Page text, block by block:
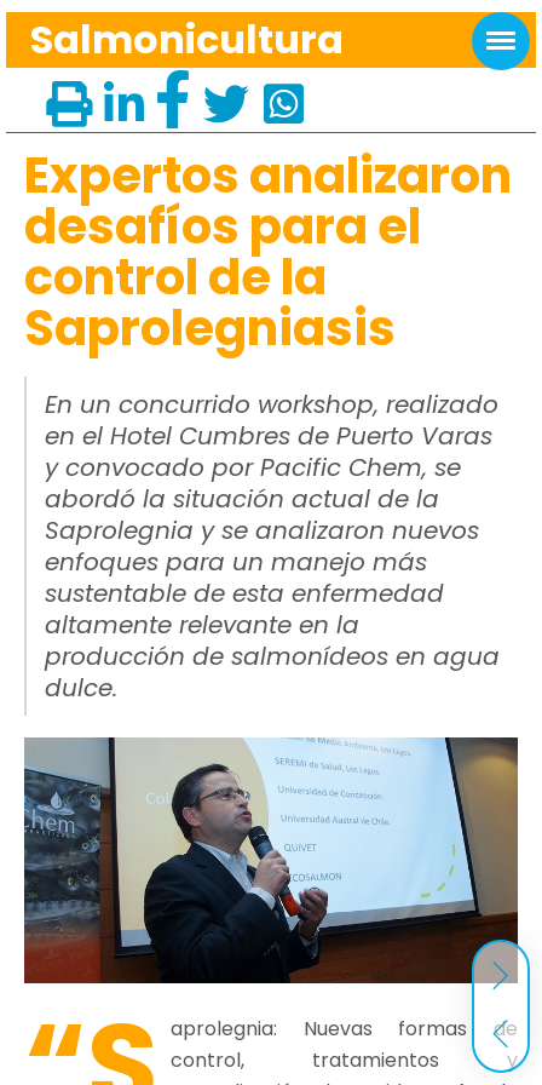
Salmonicultura
Expertos analizaron
desafíos para el
control de la
Saprolegniasis
En un concurrido workshop, realizado
en el Hotel Cumbres de Puerto Varas
y convocado por Pacific Chem, se
abordó la situación actual de la
Saprolegnia y se analizaron nuevos
enfoques para un manejo más
sustentable de esta enfermedad
altamente relevante en la
producción de salmonídeos en agua
dulce.
aprolegnia: Nuevas formas de
control, tratamientos y